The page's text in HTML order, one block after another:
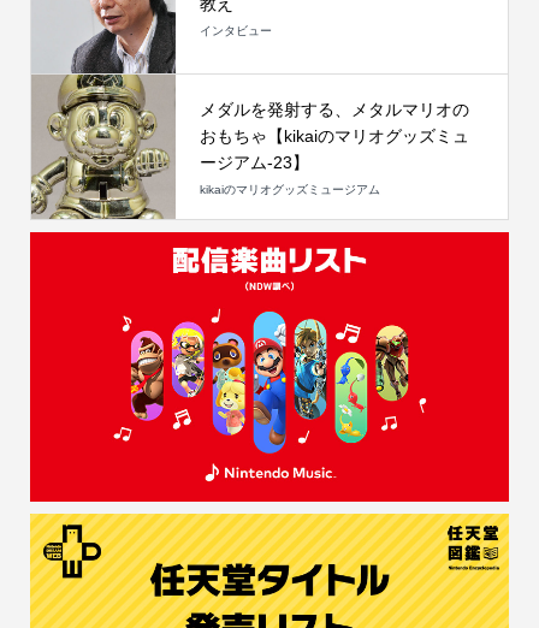
教え
インタビュー
メダルを発射する、メタルマリオの
おもちゃ【kikaiのマリオグッズミュ
ージアム-23】
kikaiのマリオグッズミュージアム